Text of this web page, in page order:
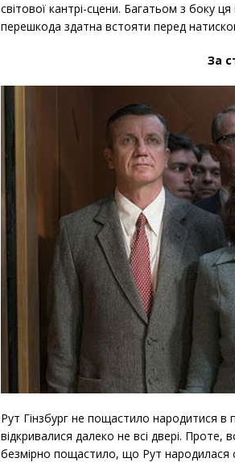
світової кантрі-сцени. Багатьом з боку
перешкода здатна встояти перед
За
Рут Гінзбург не пощастило народитися в
відкривалися далеко не всі двері. Проте,
безмірно пощастило, що Рут народилася